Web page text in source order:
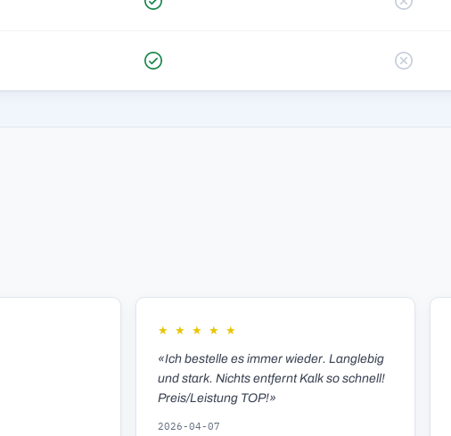
★ ★ ★ ★ ★
«Ich bestelle es immer wieder. Langlebig
und stark. Nichts entfernt Kalk so schnell!
Preis/Leistung TOP!»
2026-04-07